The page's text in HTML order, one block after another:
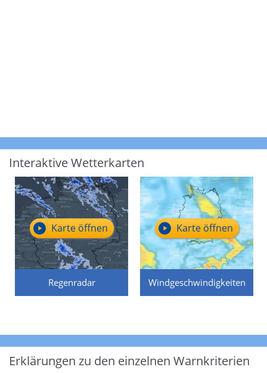
Interaktive Wetterkarten
Regenradar
Karte öffnen
Windgeschwindigkeiten
Karte öffnen
Erklärungen zu den einzelnen Warnkriterien